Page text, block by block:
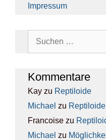
Impres­sum
Kom­men­ta­re
Kay zu Rep­ti­lo­ide
Michael zu Rep­ti­lo­ide
Francoise zu
Michael zu